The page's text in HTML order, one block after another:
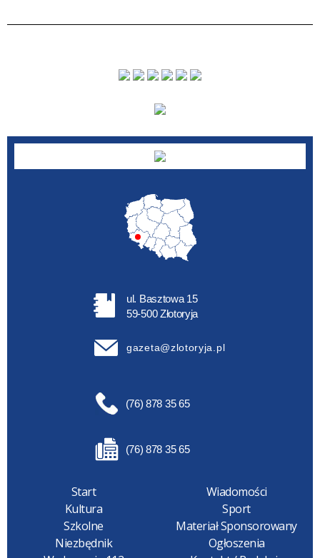
ul. Basztowa 15
59-500 Złotoryja
gazeta@zlotoryja.pl
(76) 878 35 65
(76) 878 35 65
Start
Wiadomości
Kultura
Sport
Szkolne
Materiał Sponsorowany
Niezbędnik
Ogłoszenia